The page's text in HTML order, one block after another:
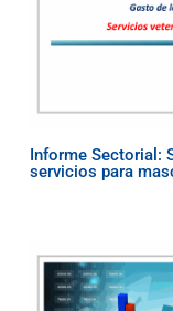
Informe Sectorial:
servicios para